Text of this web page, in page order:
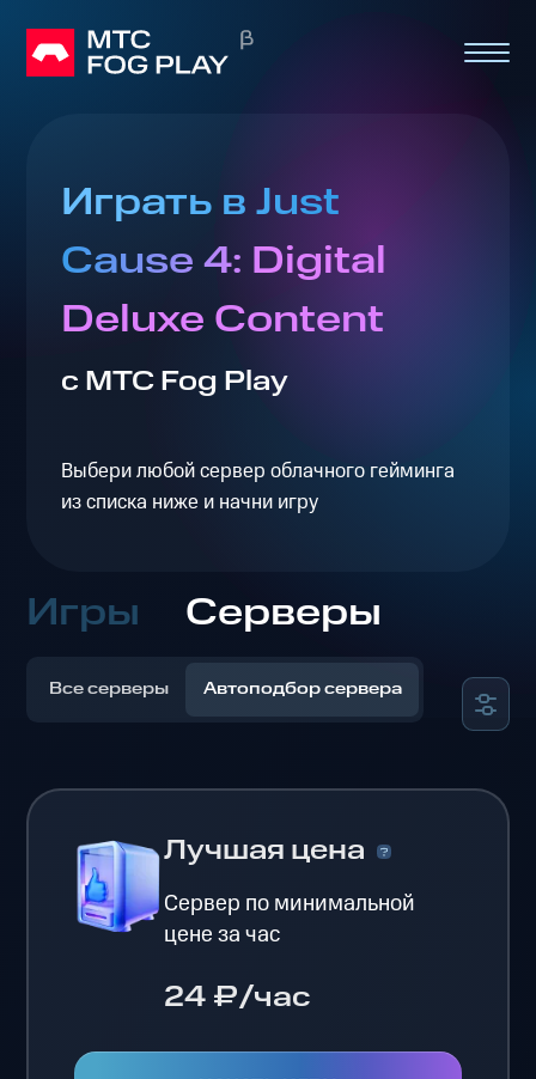
Играть в Just
Cause 4: Digital
Deluxe Content
с МТС Fog Play
Выбери любой сервер облачного гейминга
из списка ниже и начни игру
Игры Серверы
Все серверы Автоподбор сервера
Лучшая цена
Сервер по минимальной
цене за час
24 ₽/час